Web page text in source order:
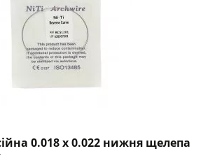
0.018 x 0.022 нижня щелепа